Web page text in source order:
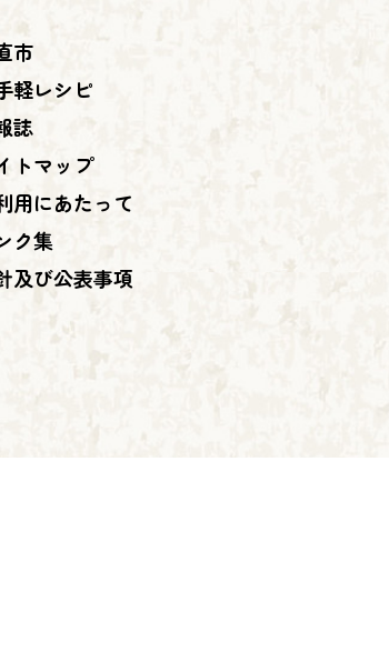
市
軽レシピ
誌
トマップ
用にあたって
ク集
及び公表事項